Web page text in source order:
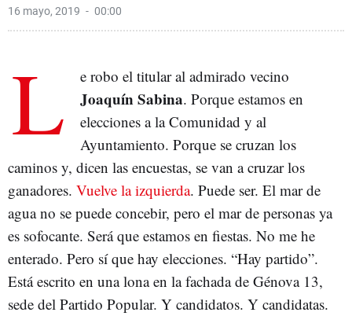
16 mayo, 2019 00:00
L e robo el titular al admirado vecino
Joaquín Sabina. Porque estamos en
elecciones a la Comunidad y al
Ayuntamiento. Porque se cruzan los
caminos y, dicen las encuestas, se van a cruzar los
ganadores. Vuelve la izquierda. Puede ser. El mar de
agua no se puede concebir, pero el mar de personas ya
es sofocante. Será que estamos en fiestas. No me he
enterado. Pero sí que hay elecciones. “Hay partido”.
Está escrito en una lona en la fachada de Génova 13,
sede del Partido Popular. Y candidatos. Y candidatas.